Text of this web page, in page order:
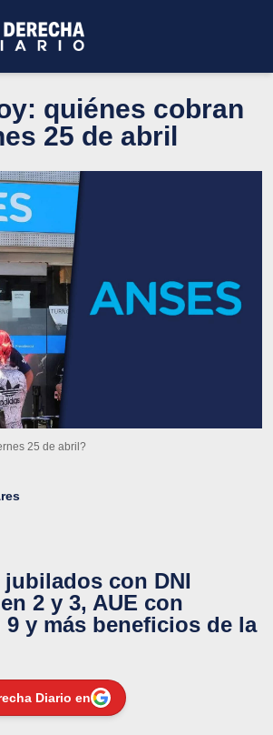
quiénes cobran
25 de abril
25 de abril?
con DNI
2 y 3, AUE con
y más beneficios de la
Diario en